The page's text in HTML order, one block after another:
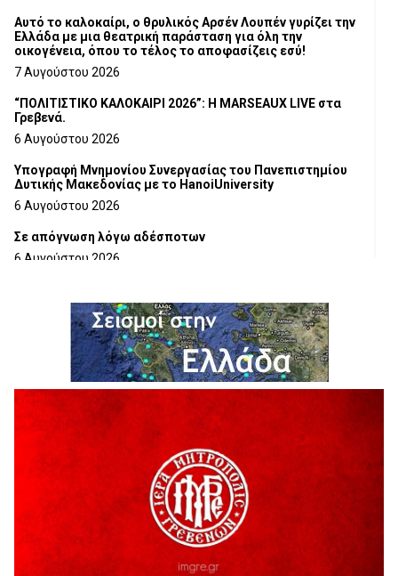
Αυτό το καλοκαίρι, ο θρυλικός Αρσέν Λουπέν γυρίζει την
Ελλάδα με μια θεατρική παράσταση για όλη την
οικογένεια, όπου το τέλος το αποφασίζεις εσύ!
7 Αυγούστου 2026
“ΠΟΛΙΤΙΣΤΙΚΟ ΚΑΛΟΚΑΙΡΙ 2026”: Η MARSEAUX LIVE στα
Γρεβενά.
6 Αυγούστου 2026
Υπογραφή Μνημονίου Συνεργασίας του Πανεπιστημίου
Δυτικής Μακεδονίας με το HanoiUniversity
6 Αυγούστου 2026
Σε απόγνωση λόγω αδέσποτων
6 Αυγούστου 2026
6 Αυγούστου 2026
Ολοκληρώνεται η ασφαλτόστρωση της οδού Περιβόλι –
6 Αυγούστου 2026
H παραδοχή λαθών είναι (και) δύναμη
5 Αυγούστου 2026
Ο ΑΝΔΡΕΑΣ ΑΣΛΑΝΙΔΗΣ ΣΥΝΕΧΙΖΕΙ ΣΤΟΝ ΠΡΩΤΕΑ
ΓΡΕΒΕΝΩΝ
5 Αυγούστου 2026
Ευχαριστήριο Εκπολιτιστικού Συλλόγου Ταξιάρχη προς κ.
Παρασχάκη Αθανάσιο
5 Αυγούστου 2026